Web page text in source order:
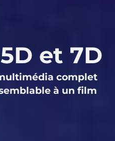
et 7D
complet
à un film